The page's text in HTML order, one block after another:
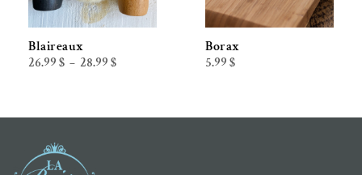
Blaireaux
26.99 $ – 28.99 $Plage
Borax
5.99 $